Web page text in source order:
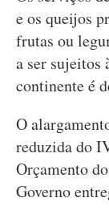
e os queijos
frutas ou
a ser sujeitos
continente é
O
reduzida do
Orçamento
Governo